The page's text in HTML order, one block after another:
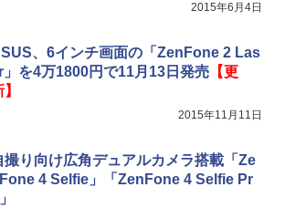
2015年6月4日
、6インチ画面の「ZenFone 2 Las
」を4万1800円で11月13日発売【更
2015年11月11日
撮り向け広角デュアルカメラ搭載「Ze
4 Selfie」「ZenFone 4 Selfie Pr